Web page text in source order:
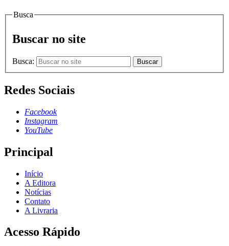
Busca
Buscar no site
Busca: Buscar
Redes Sociais
Facebook
Instagram
YouTube
Principal
Início
A Editora
Notícias
Contato
A Livraria
Acesso Rápido